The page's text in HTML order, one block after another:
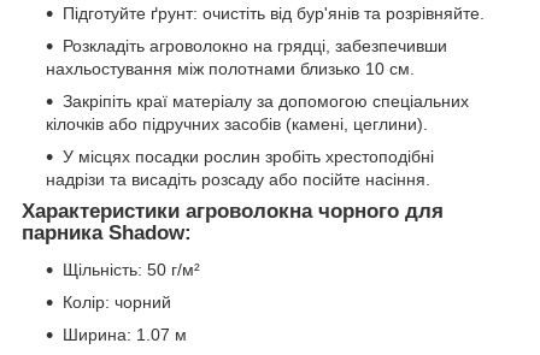
Підготуйте ґрунт: очистіть від бур'янів та розрівняйте.
Розкладіть агроволокно на грядці, забезпечивши
нахльостування між полотнами близько 10 см.
Закріпіть краї матеріалу за допомогою спеціальних
кілочків або підручних засобів (камені, цеглини).
У місцях посадки рослин зробіть хрестоподібні
надрізи та висадіть розсаду або посійте насіння.
Характеристики агроволокна чорного для
парника Shadow:
Щільність: 50 г/м²
Колір: чорний
Ширина: 1.07 м